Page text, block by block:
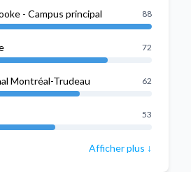
- Campus principal 88
72
Montréal-Trudeau 62
53
Afficher plus ↓